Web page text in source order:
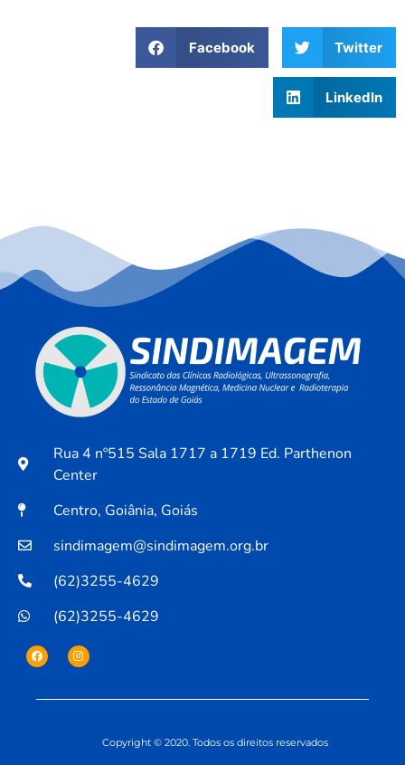
Facebook Twitter
LinkedIn
Rua 4 nº515 Sala 1717 a 1719 Ed. Parthenon
Center
Centro, Goiânia, Goiás
sindimagem@sindimagem.org.br
(62)3255-4629
(62)3255-4629
Copyright © 2020. Todos os direitos reservados